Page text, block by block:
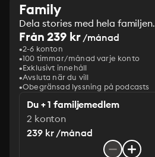
Family
Dela stories med hela familjen.
Från 239 kr/månad
2-6 konton
100 timmar/månad varje konto
Exklusivt innehåll
Avsluta när du vill
Obegränsad lyssning på podcasts
Du + 1 familjemedlem
2 konton
239 kr /månad